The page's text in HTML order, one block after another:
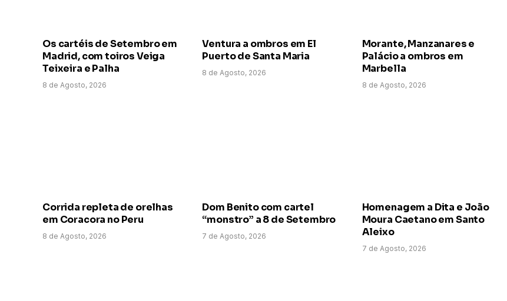
Os cartéis de Setembro em
Madrid, com toiros Veiga
Teixeira e Palha
8 de Agosto, 2026
Ventura a ombros em El
Puerto de Santa Maria
8 de Agosto, 2026
Morante, Manzanares e
Palácio a ombros em
Marbella
8 de Agosto, 2026
Corrida repleta de orelhas
em Coracora no Peru
8 de Agosto, 2026
Dom Benito com cartel
“monstro” a 8 de Setembro
7 de Agosto, 2026
Homenagem a Dita e João
Moura Caetano em Santo
Aleixo
7 de Agosto, 2026